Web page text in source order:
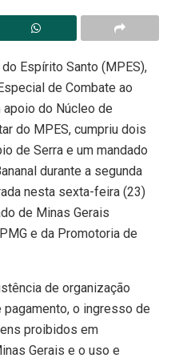
Espírito Santo (MPES),
de Combate ao
apoio do Núcleo de
do MPES, cumpriu dois
de Serra e um mandado
durante a segunda
nesta sexta-feira (23)
de Minas Gerais
e da Promotoria de
de organização
o ingresso de
proibidos em
Gerais e o uso e